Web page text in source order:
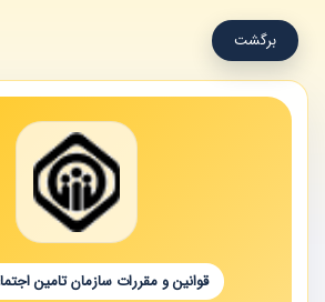
برگشت
قوانین و مقررات سازمان تامین